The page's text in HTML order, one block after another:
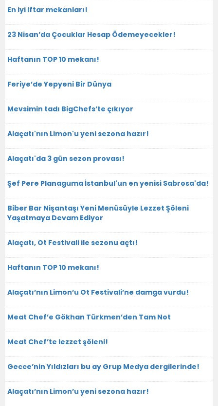
En iyi iftar mekanları!
23 Nisan’da Çocuklar Hesap Ödemeyecekler!
Haftanın TOP 10 mekanı!
Feriye’de Yepyeni Bir Dünya
Mevsimin tadı BigChefs’te çıkıyor
Alaçatı'nın Limon'u yeni sezona hazır!
Alaçatı'da 3 gün sezon provası!
Şef Pere Planaguma İstanbul'un en yenisi Sabrosa'da!
Biber Bar Nişantaşı Yeni Menüsüyle Lezzet Şöleni
Yaşatmaya Devam Ediyor
Alaçatı, Ot Festivali ile sezonu açtı!
Haftanın TOP 10 mekanı!
Alaçatı’nın Limon’u Ot Festivali’ne damga vurdu!
Meat Chef’e Gökhan Türkmen’den Tam Not
Meat Chef’te lezzet şöleni!
Gecce’nin Yıldızları bu ay Grup Medya dergilerinde!
Alaçatı’nın Limon’u yeni sezona hazır!